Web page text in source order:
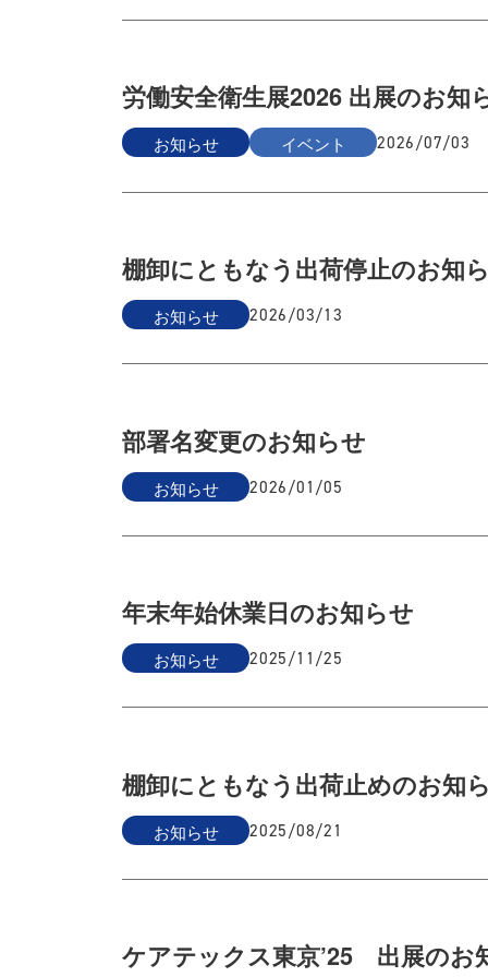
労働安全衛生展2026 出展のお知
お知らせ イベント 2026/07/03
棚卸にともなう出荷停止のお知
お知らせ 2026/03/13
部署名変更のお知らせ
お知らせ 2026/01/05
年末年始休業日のお知らせ
お知らせ 2025/11/25
棚卸にともなう出荷止めのお知
お知らせ 2025/08/21
ケアテックス東京’25 出展のお